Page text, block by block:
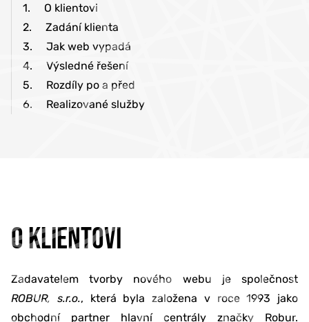
1.
O klientovi
2.
Zadání klienta
3.
Jak web vypadá
4.
Výsledné řešení
5.
Rozdíly po a před
6.
Realizované služby
O KLIENTOVI
Zadavatelem tvorby nového webu je společnost
ROBUR, s.r.o., která byla založena v roce 1993 jako
obchodní partner hlavní centrály značky Robur.